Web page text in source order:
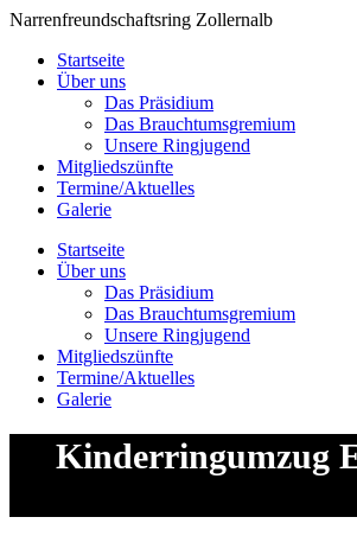
Zum
springen
Narrenfreundschaftsring Zollernalb
Startseite
Über uns
Das Präsidium
Das Brauchtumsgremium
Unsere Ringjugend
Mitgliedszünfte
Termine/Aktuelles
Galerie
Startseite
Über uns
Das Präsidium
Das Brauchtumsgremium
Unsere Ringjugend
Mitgliedszünfte
Termine/Aktuelles
Galerie
Kinderringumzug